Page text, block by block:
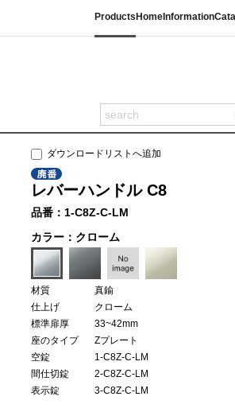
Products Home Information
ダウンロードリストへ追加
レバーハンドル C8
品番：1-C8Z-C-LM
カラー：クローム
材質
真鍮
仕上げ
クローム
標準扉厚
33~42mm
座のタイプ
Zプレート
空錠
1-C8Z-C-LM
間仕切錠
2-C8Z-C-LM
表示錠
3-C8Z-C-LM